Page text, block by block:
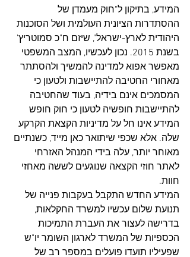
המידע, בתיקון ל"חוק מעמדן של
ההסתדרות הציונית העולמית ושל הסוכנות
היהודית לארץ-ישראל", שיזם ח"כ סמוטריץ'
בשנת 2015. נכון לעכשיו, המצב המשפטי
מאפשר אפוא למדינה להמשיך ולהסתתר
מאחורי החטיבה להתיישבות ולטעון כי
המסמכים אינם בידיה, בעוד שהחטיבה
להתיישבות חופשיה לטעון כי חוק חופש
המידע אינו חל על מדיניות הקצאת הקרקע
שלה. אלא שכפי שיתואר כאן מייד, כשנתיים
מאוחר יותר, עלה בידי המנהל האזרחי
לאתר חוזי הקצאה שנוגעים לששה מאחזי
חוות.
המידע החדש התקבל בעקבות פנייה של
תנועת שלום עכשיו למשרד החקלאות,
בדרישה לעצור את העברת התמיכות
הכספיות של המשרד לארגון השומר יו"ש
שפעיליו תועדו פועלים במספר רב של